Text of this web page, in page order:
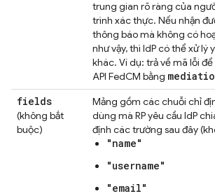
trung gian rõ ràng của
trình xác thực. Nếu nhận
thông báo mà không có
như vậy, thì IdP có thể xử lý
khác. Ví dụ: trả về mã lỗi để
API FedCM bằng
fields
(không bắt
buộc)
Mảng gồm các chuỗi chỉ
dùng mà RP yêu cầu IdP
định các trường sau đây
"name"
"username"
"email"